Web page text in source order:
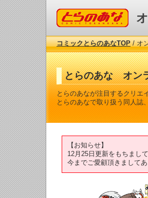
コミックとらのあな
コミックとらのあなTOP/ オ
とらのあな オン
とらのあなが注目するクリエ
とらのあなで取り扱う同人誌
【お知らせ】
12月25日更新をもちまし
今までご愛顧頂きまして